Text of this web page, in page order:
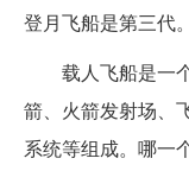
登月飞船是第三代。
载人飞船是一个
箭、火箭发射场、
系统等组成。哪一